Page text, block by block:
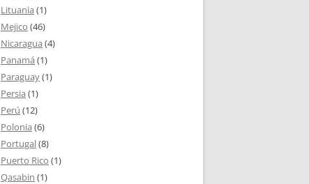
Lituania (1)
Mejico (46)
Nicaragua (4)
Panamá (1)
Paraguay(1)
Persia (1)
Perú (12)
Polonia (6)
Portugal(8)
Puerto Rico (1)
Qasabin (1)